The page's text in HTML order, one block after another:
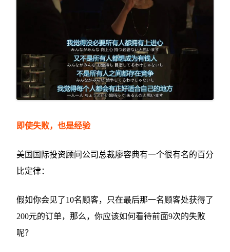
即使失败，也是经验
美国国际投资顾问公司总裁廖容典有一个很有名的百分
比定律：
假如你会见了10名顾客，只在最后那一名顾客处获得了
200元的订单，那么，你应该如何看待前面9次的失败
呢？